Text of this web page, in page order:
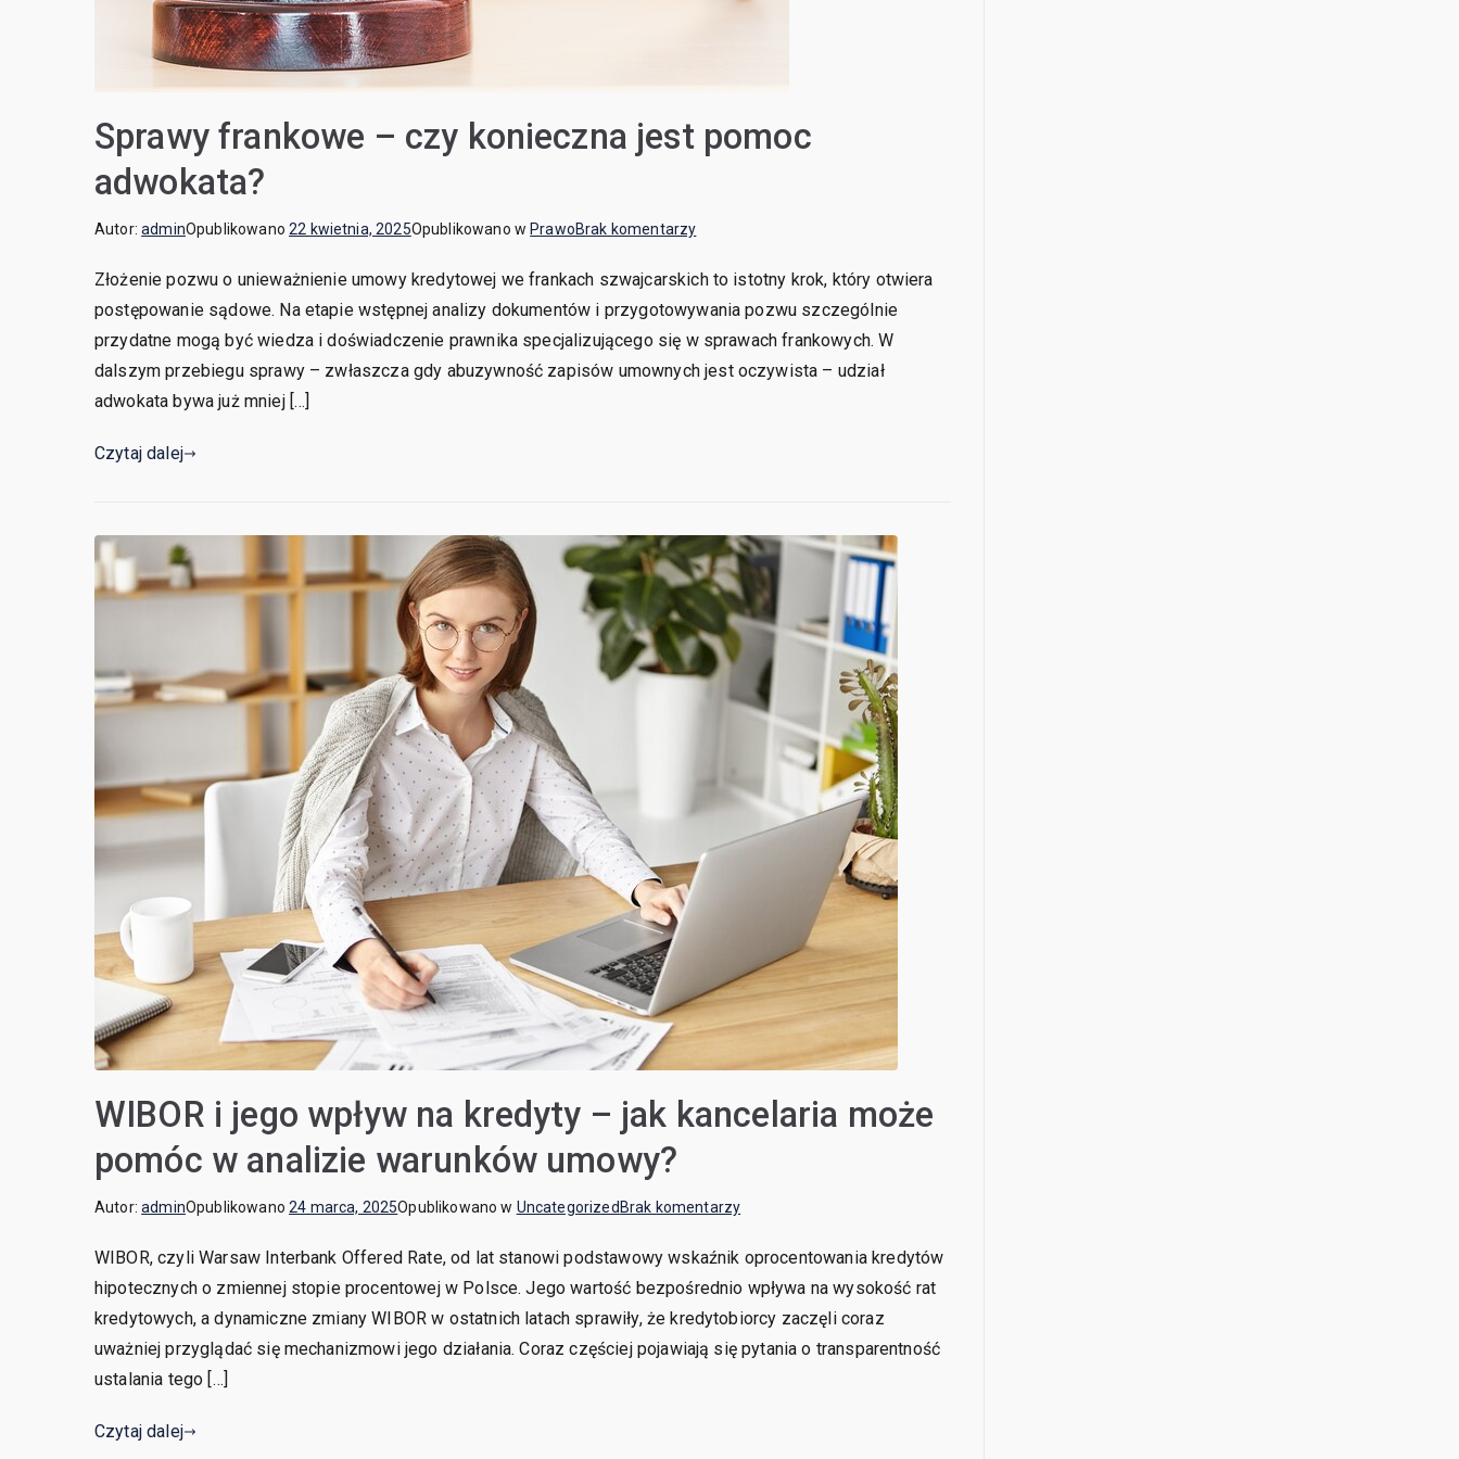
Sprawy frankowe – czy konieczna jest pomoc
adwokata?
Autor:adminOpublikowano22 kwietnia, 2025Opublikowano w PrawoBrak komentarzydo
frankowe
–
czy
konieczna
Złożenie pozwu o unieważnienie umowy kredytowej we frankach szwajcarskich to istotny krok, który otwiera
postępowanie sądowe. Na etapie wstępnej analizy dokumentów i przygotowywania pozwu szczególnie
przydatne mogą być wiedza i doświadczenie prawnika specjalizującego się w sprawach frankowych. W
dalszym przebiegu sprawy – zwłaszcza gdy abuzywność zapisów umownych jest oczywista – udział
adwokata bywa już mniej […]
Czytaj dalej
WIBOR i jego wpływ na kredyty – jak kancelaria może
pomóc w analizie warunków umowy?
Autor:adminOpublikowano24 marca, 2025Opublikowano w Uncategorized Brak komentarzydo
jego
wpływ
na
WIBOR, czyli Warsaw Interbank Offered Rate, od lat stanowi podstawowy wskaźnik oprocentowania kredytów
hipotecznych o zmiennej stopie procentowej w Polsce. Jego wartość bezpośrednio wpływa na wysokość rat
kredytowych, a dynamiczne zmiany WIBOR w ostatnich latach sprawiły, że kredytobiorcy zaczęli coraz
uważniej przyglądać się mechanizmowi jego działania. Coraz częściej pojawiają się pytania o transparentność
ustalania tego […]
Czytaj dalej